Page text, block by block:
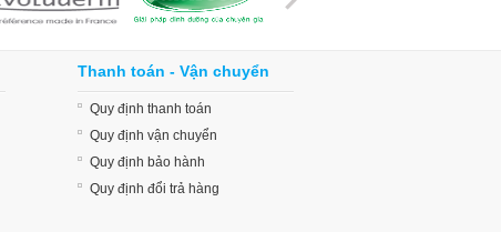
Thanh toán - Vận chuyển
Quy định thanh toán
Quy định vận chuyển
Quy định bảo hành
Quy định đổi trả hàng